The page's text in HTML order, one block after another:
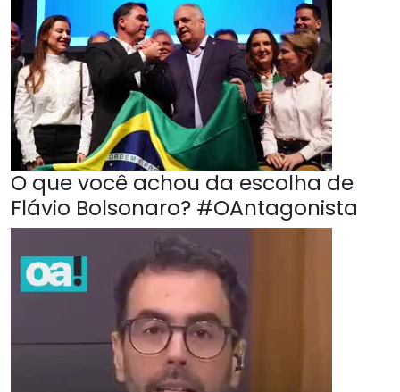
O que você achou da escolha de
Flávio Bolsonaro? #OAntagonista